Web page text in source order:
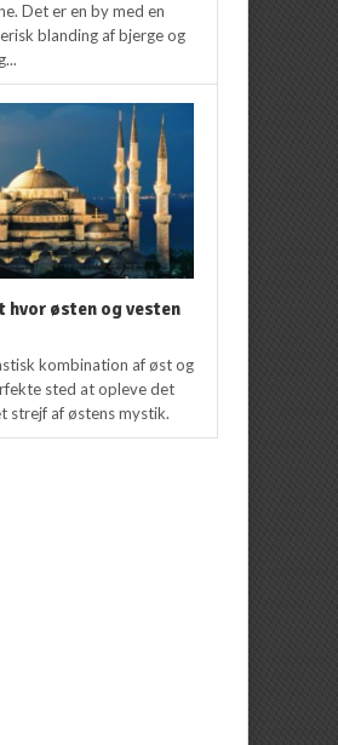
Det er en by med en
blanding af bjerge og
hvor østen og vesten
kombination af øst og
sted at opleve det
strejf af østens mystik.